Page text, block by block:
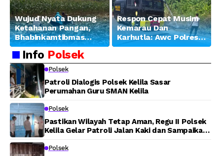
Wujud Nyata Dukung
Ketahanan Pangan,
Bhabinkamtibmas
Banjar Ausoy Turun
Langsung Bantu
Warga Panen Jagung
Respon Cepat Musim
Kemarau Dan
Karhutla: Awc Polres
Teluk Bintuni
Lahan di Jalan Poros
Info Polsek
Polsek
Patroli Dialogis Polsek Kelila Sasar
Perumahan Guru SMAN Kelila
Polsek
Pastikan Wilayah Tetap Aman, Regu II Polsek
Kelila Gelar Patroli Jalan Kaki dan Sampaikan
Polsek